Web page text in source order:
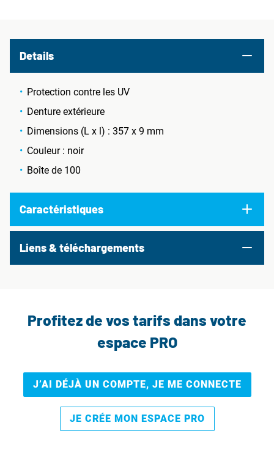
Details
Protection contre les UV
Denture extérieure
Dimensions (L x l) : 357 x 9 mm
Couleur : noir
Boîte de 100
Caractéristiques
Liens & téléchargements
Profitez de vos tarifs dans votre
espace PRO
J’AI DÉJÀ UN COMPTE, JE ME CONNECTE
JE CRÉE MON ESPACE PRO